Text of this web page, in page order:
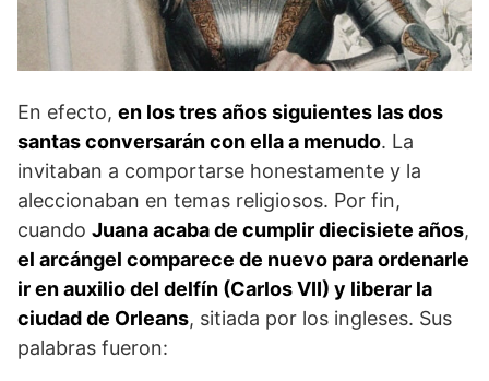
En efecto, en los tres años siguientes las dos
santas conversarán con ella a menudo. La
invitaban a comportarse honestamente y la
aleccionaban en temas religiosos. Por fin,
cuando Juana acaba de cumplir diecisiete años,
el arcángel comparece de nuevo para ordenarle
ir en auxilio del delfín (Carlos VII) y liberar la
ciudad de Orleans, sitiada por los ingleses. Sus
palabras fueron: